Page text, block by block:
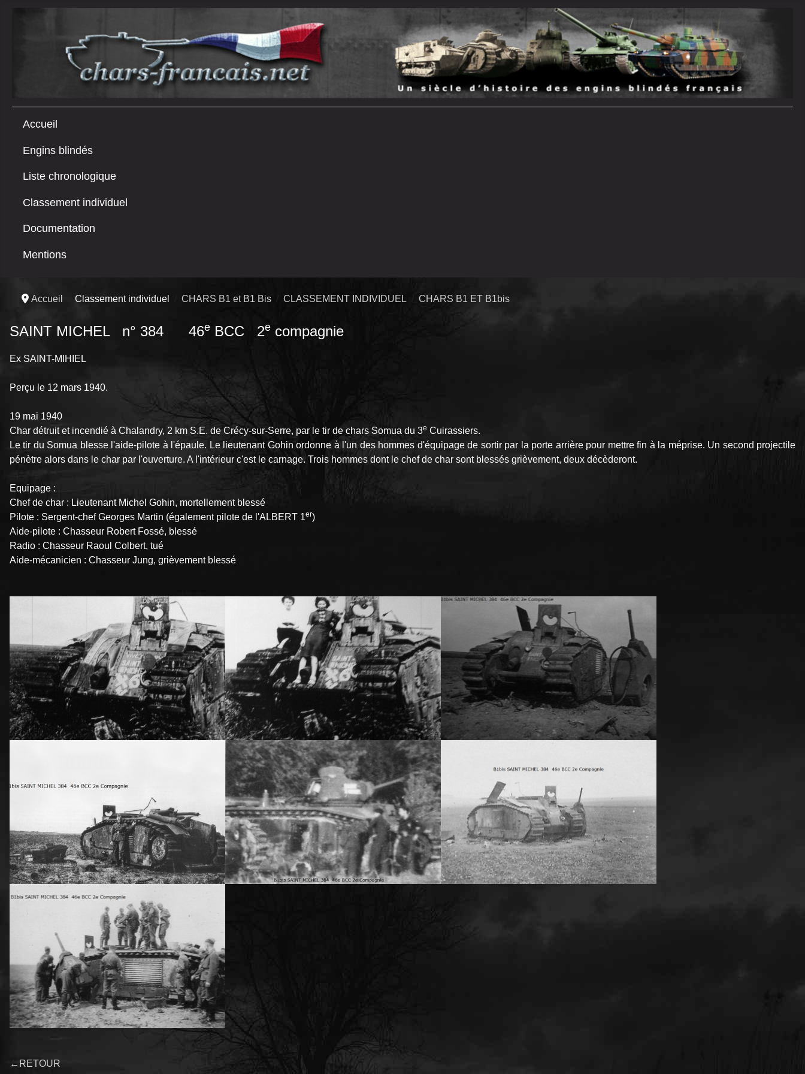
Accueil
Engins blindés
Liste chronologique
Classement individuel
Documentation
Mentions
Accueil Classement individuel CHARS B1 et B1 Bis CLASSEMENT INDIVIDUEL CHARS B1 ET B1bis
SAINT MICHEL n° 384 46e BCC 2e compagnie
Ex SAINT-MIHIEL
Perçu le 12 mars 1940.
19 mai 1940
Char détruit et incendié à Chalandry, 2 km S.E. de Crécy-sur-Serre, par le tir de chars Somua du 3e Cuirassiers.
Le tir du Somua blesse l'aide-pilote à l'épaule. Le lieutenant Gohin ordonne à l'un des hommes d'équipage de sortir par la porte arrière pour mettre fin à la méprise. Un second projectile
pénètre alors dans le char par l'ouverture. A l'intérieur c'est le carnage. Trois hommes dont le chef de char sont blessés grièvement, deux décèderont.
Equipage :
Chef de char : Lieutenant Michel Gohin, mortellement blessé
Pilote : Sergent-chef Georges Martin (également pilote de l'ALBERT 1er)
Aide-pilote : Chasseur Robert Fossé, blessé
Radio : Chasseur Raoul Colbert, tué
Aide-mécanicien : Chasseur Jung, grièvement blessé
← RETOUR